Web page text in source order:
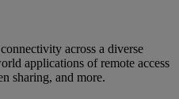
across a diverse
applications of remote access
sharing, and more.